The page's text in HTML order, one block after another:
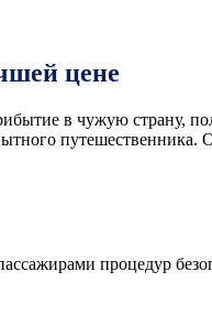
цене
в чужую страну,
процедур